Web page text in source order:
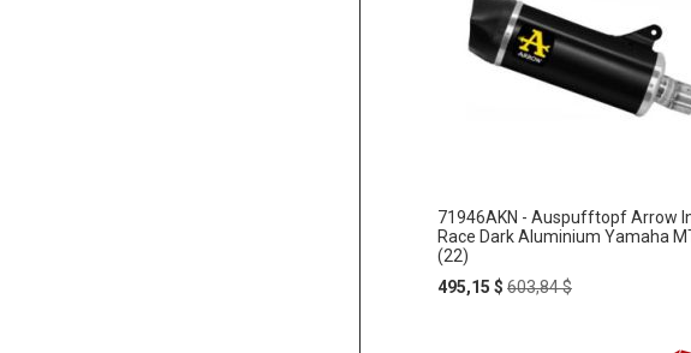
71946AKN - Auspufftopf Arrow
Race Dark Aluminium Yamaha
(22)
Special
495,15 $ Regular
603,84 $